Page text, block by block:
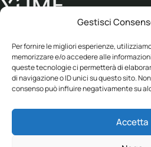
Gestisci
Per fornire le migliori esperienze,
memorizzare e/o accedere alle
queste tecnologie ci permetterà di
di navigazione o ID unici su questo sito.
consenso può influire negativamente su
Accetta
Abbigliamento professionale,
personalizzato.
CATALOGO YUME